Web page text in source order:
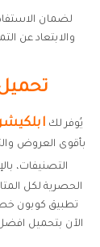
لضمان
والابتعاد عن
يُوفر لك
بأقوى العروض
التصنيفات،
الحصرية لكل
تطبيق كوبون خصم
الآن بتحميل